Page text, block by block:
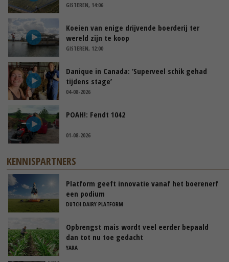
GISTEREN, 14:06
Koeien van enige drijvende boerderij ter
wereld zijn te koop
GISTEREN, 12:00
Danique in Canada: ‘Superveel schik gehad
tijdens stage’
04-08-2026
POAH!: Fendt 1042
01-08-2026
KENNISPARTNERS
Platform geeft innovatie vanaf het boerenerf
een podium
DUTCH DAIRY PLATFORM
Opbrengst mais wordt veel eerder bepaald
dan tot nu toe gedacht
YARA